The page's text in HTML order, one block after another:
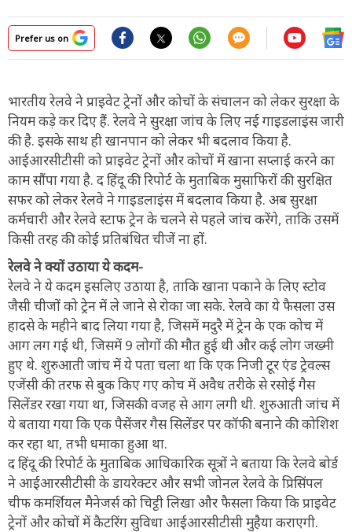
Prefer us on
भारतीय रेलवे ने प्राइवेट ट्रेनों और कोचों के संचालन को लेकर सुरक्षा के
नियम कड़े कर दिए हैं. रेलवे ने सुरक्षा जांच के लिए नई गाइडलाइंस जारी
की है. इसके साथ ही खानपान को लेकर भी बदलाव किया है.
आईआरसीटीसी को प्राइवेट ट्रेनों और कोचों में खाना सप्लाई करने का
काम सौंपा गया है. द हिंदू की रिपोर्ट के मुताबिक मुसाफिरों की सुरक्षित
सफर को लेकर रेलवे ने गाइडलाइंस में बदलाव किया है. अब सुरक्षा
कर्मचारी और रेलवे स्टाफ ट्रेन के चलने से पहले जांच करेंगे, ताकि उसमें
किसी तरह की कोई प्रतिबंधित चीजें ना हों.
रेलवे ने क्यों उठाया ये कदम-
रेलवे ने ये कदम इसलिए उठाया है, ताकि खाना पकाने के लिए स्टोव
जैसी चीजों को ट्रेन में ले जाने से रोका जा सके. रेलवे का ये फैसला उस
हादसे के महीने बाद लिया गया है, जिसमें मदुरै में ट्रेन के एक कोच में
आग लग गई थी, जिसमें 9 लोगों की मौत हुई थी और कई लोग जख्मी
हुए थे. शुरुआती जांच में ये पता चला था कि एक निजी टूर एंड ट्रेवल्स
एजेंसी की तरफ से बुक किए गए कोच में अवैध तरीके से रसोई गैस
सिलेंडर रखा गया था, जिसकी वजह से आग लगी थी. शुरुआती जांच में
ये बताया गया कि एक पैसेंजर गैस सिलेंडर पर कॉफी बनाने की कोशिश
कर रहा था, तभी धमाका हुआ था.
द हिंदू की रिपोर्ट के मुताबिक आधिकारिक सूत्रों ने बताया कि रेलवे बोर्ड
ने आईआरसीटीसी के डायरेक्टर और सभी जोनल रेलवे के प्रिसिंपल
चीफ कमर्शियल मैनेजर्स को चिट्ठी लिखा और फैसला किया कि प्राइवेट
ट्रेनों और कोचों में कैटरिंग सुविधा आईआरसीटीसी मुहैया कराएगी.